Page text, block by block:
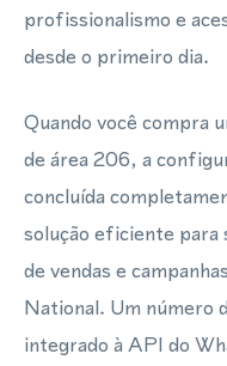
profissionalismo e
desde o primeiro dia.
Quando você compra
de área 206, a
concluída
solução eficiente
de vendas e
National. Um número
integrado à API do